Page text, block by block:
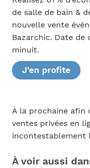
de salle de bain &
nouvelle vente
Bazarchic. Date de
minuit.
J’en profite
À la prochaine afin
ventes privées en
incontestablement
À voir aussi